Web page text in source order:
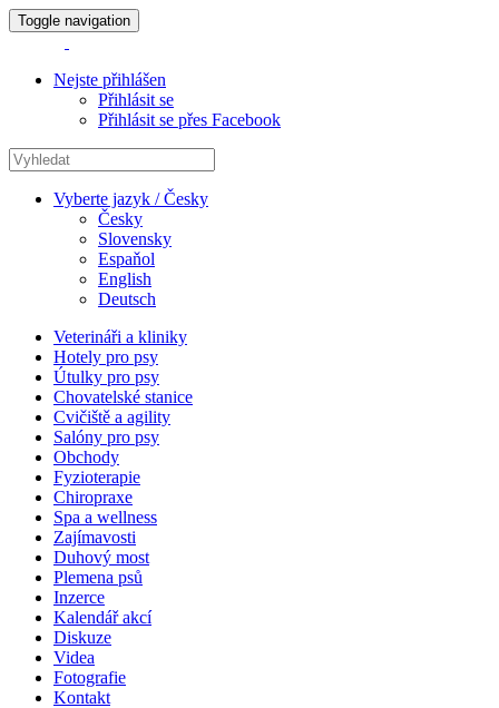
Toggle navigation
Nejste přihlášen
Přihlásit se
Přihlásit se přes Facebook
Vyberte jazyk / Česky
Česky
Slovensky
Espaňol
English
Deutsch
Veterináři a kliniky
Hotely pro psy
Útulky pro psy
Chovatelské stanice
Cvičiště a agility
Salóny pro psy
Obchody
Fyzioterapie
Chiropraxe
Spa a wellness
Zajímavosti
Duhový most
Plemena psů
Inzerce
Kalendář akcí
Diskuze
Videa
Fotografie
Kontakt